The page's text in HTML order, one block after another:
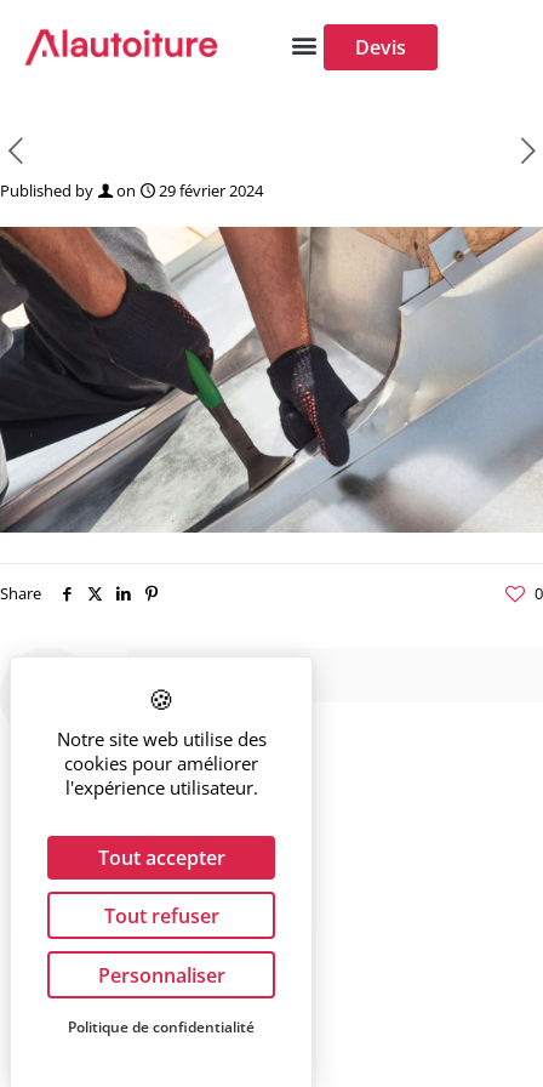
Devis
Published by on 29 février 2024
Share 0
Notre site web utilise des
cookies pour améliorer
l'expérience utilisateur.
Tout accepter
Tout refuser
Personnaliser
Politique de confidentialité